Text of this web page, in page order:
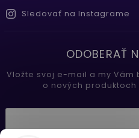
Sledovať na Instagrame
ODOBERAŤ
Vložte svoj e-mail a my
o nových